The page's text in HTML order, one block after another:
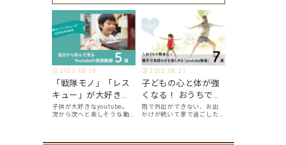
よ、ということでした。 その話を聞いた娘は「私もや
ってみたい」ということでタイピングを始めたので…
2022.08.29
「戦隊モノ」「レス
キュー」が大好きな
年中男児が、自分か
ら好んで見る
選
子供が大好きなyoutube。
次から次へと楽しそうな動
2022.08.21
子どもの心と体が強
くなる！ おうちで簡
単に、親子で英語ヨ
ガを楽しめる
選
雨で外出ができない、お出
かけが続いて家で過ごした